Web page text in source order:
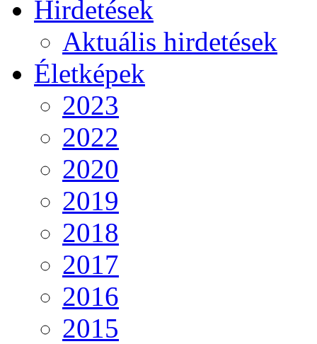
Hirdetések
Aktuális hirdetések
Életképek
2023
2022
2020
2019
2018
2017
2016
2015